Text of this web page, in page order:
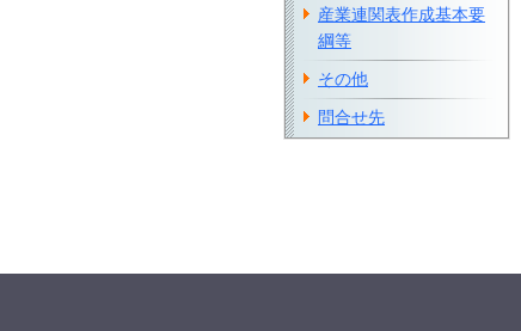
産業連関表作成基本要
綱等
その他
問合せ先